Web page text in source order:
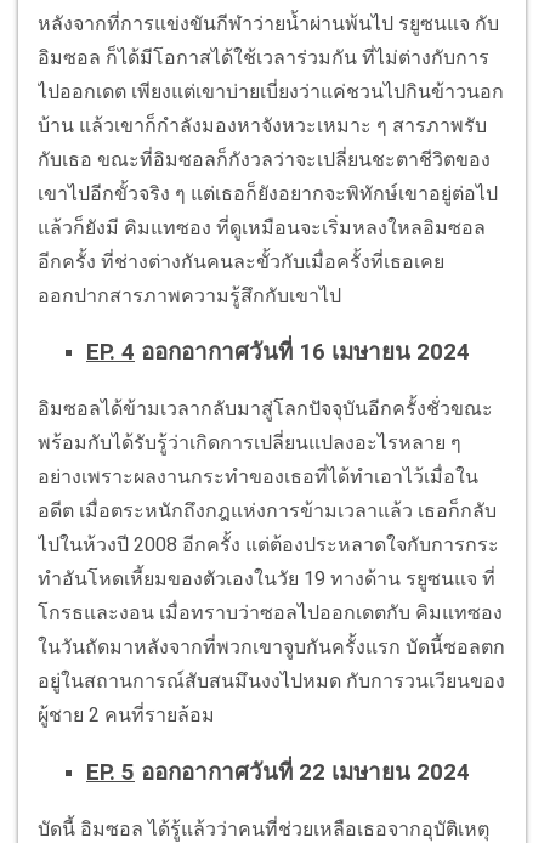
หลังจากที่การแข่งขันกีฬาว่ายน้ำผ่านพ้นไป รยูซนแจ กับ
อิมซอล ก็ได้มีโอกาสได้ใช้เวลาร่วมกัน ที่ไม่ต่างกับการ
ไปออกเดต เพียงแต่เขาบ่ายเบี่ยงว่าแค่ชวนไปกินข้าวนอก
บ้าน แล้วเขาก็กำลังมองหาจังหวะเหมาะ ๆ สารภาพรับ
กับเธอ ขณะที่อิมซอลก็กังวลว่าจะเปลี่ยนชะตาชีวิตของ
เขาไปอีกขั้วจริง ๆ แต่เธอก็ยังอยากจะพิทักษ์เขาอยู่ต่อไป
แล้วก็ยังมี คิมแทซอง ที่ดูเหมือนจะเริ่มหลงใหลอิมซอล
อีกครั้ง ที่ช่างต่างกันคนละขั้วกับเมื่อครั้งที่เธอเคย
ออกปากสารภาพความรู้สึกกับเขาไป
EP. 4 ออกอากาศวันที่ 16 เมษายน 2024
อิมซอลได้ข้ามเวลากลับมาสู่โลกปัจจุบันอีกครั้งชั่วขณะ
พร้อมกับได้รับรู้ว่าเกิดการเปลี่ยนแปลงอะไรหลาย ๆ
อย่างเพราะผลงานกระทำของเธอที่ได้ทำเอาไว้เมื่อใน
อดีต เมื่อตระหนักถึงกฎแห่งการข้ามเวลาแล้ว เธอก็กลับ
ไปในห้วงปี 2008 อีกครั้ง แต่ต้องประหลาดใจกับการกระ
ทำอันโหดเหี้ยมของตัวเองในวัย 19 ทางด้าน รยูซนแจ ที่
โกรธและงอน เมื่อทราบว่าซอลไปออกเดตกับ คิมแทซอง
ในวันถัดมาหลังจากที่พวกเขาจูบกันครั้งแรก บัดนี้ซอลตก
อยู่ในสถานการณ์สับสนมึนงงไปหมด กับการวนเวียนของ
ผู้ชาย 2 คนที่รายล้อม
EP. 5 ออกอากาศวันที่ 22 เมษายน 2024
บัดนี้ อิมซอล ได้รู้แล้วว่าคนที่ช่วยเหลือเธอจากอุบัติเหตุ